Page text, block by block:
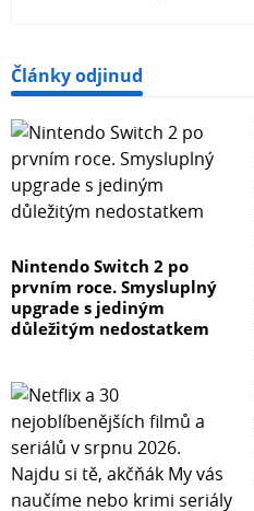
Články odjinud
Nintendo Switch 2 po
prvním roce. Smysluplný
upgrade s jediným
důležitým nedostatkem